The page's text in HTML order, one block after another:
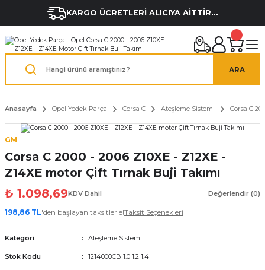
KARGO ÜCRETLERİ ALICIYA AİTTİR...
ARA
Anasayfa Opel Yedek Parça Corsa C Ateşleme Sistemi Corsa C
GM
Corsa C 2000 - 2006 Z10XE - Z12XE -
Z14XE motor Çift Tırnak Buji Takımı
₺ 1.098,69KDV Dahil Değerlendir (0)
198,86 TL'den başlayan taksitlerle!Taksit Seçenekleri
Kategori Ateşleme Sistemi
Stok Kodu 1214000CB 1.0 1.2 1.4